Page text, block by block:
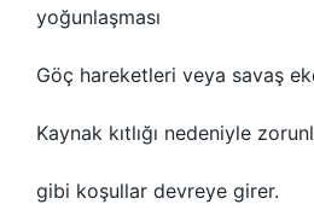
yoğunlaşması
Göç hareketleri veya savaş
Kaynak kıtlığı nedeniyle
gibi koşullar devreye girer.